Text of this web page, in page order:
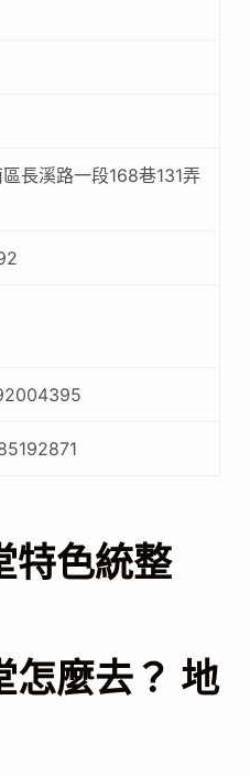
長溪路一段168巷131弄
特色統整
怎麼去？ 地